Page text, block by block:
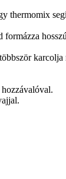
thermomix